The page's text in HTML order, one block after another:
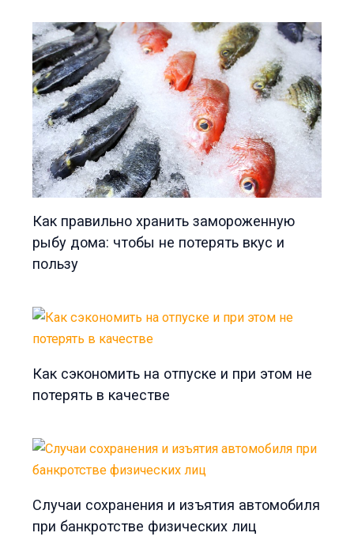
Как правильно хранить замороженную
рыбу дома: чтобы не потерять вкус и
пользу
Как сэкономить на отпуске и при этом не
потерять в качестве
Случаи сохранения и изъятия автомобиля
при банкротстве физических лиц